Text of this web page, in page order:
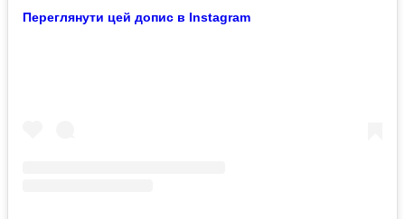
Переглянути цей допис в Instagram